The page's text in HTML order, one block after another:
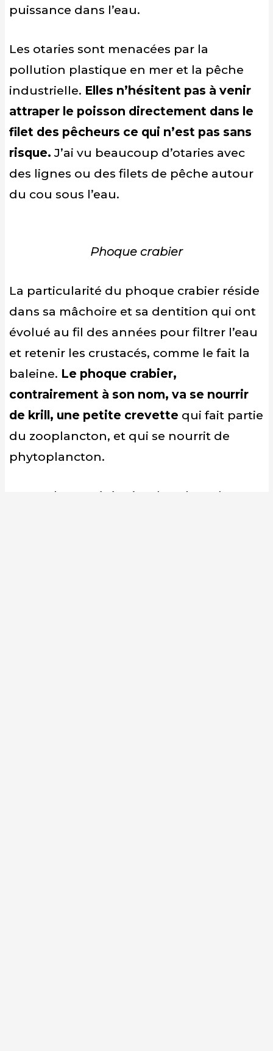
puissance dans l’eau.
Les otaries sont menacées par la
pollution plastique en mer et la pêche
industrielle. Elles n’hésitent pas à venir
attraper le poisson directement dans le
filet des pêcheurs ce qui n’est pas sans
risque. J’ai vu beaucoup d’otaries avec
des lignes ou des filets de pêche autour
du cou sous l’eau.
Phoque crabier
La particularité du phoque crabier réside
dans sa mâchoire et sa dentition qui ont
évolué au fil des années pour filtrer l’eau
et retenir les crustacés, comme le fait la
baleine. Le phoque crabier,
contrairement à son nom, va se nourrir
de krill, une petite crevette qui fait partie
du zooplancton, et qui se nourrit de
phytoplancton.
Cette photo a été prise dans le cadre